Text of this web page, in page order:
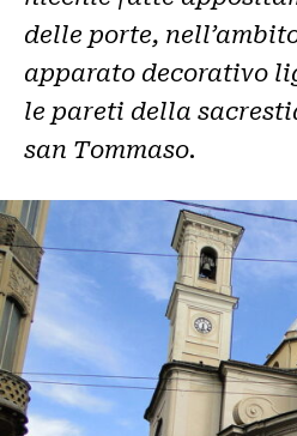
delle porte,
apparato decorativo
le pareti della
san Tommaso.